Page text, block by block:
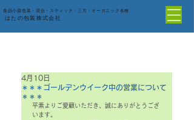
食品小袋包装・混合・スティック・三方・オーガニック各種
はたの包装株式会社
＊＊＊ゴールデンウイーク中の営業について
＊＊＊
4月10日
平素よりご愛顧いただき、誠にありがとうござ
います。